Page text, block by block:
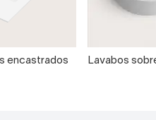
encastrados Lavabos